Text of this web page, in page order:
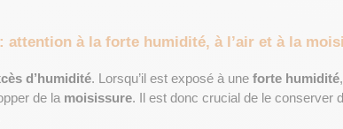
attention à la forte humidité, à l’air et à la
d’humidité. Lorsqu’il est exposé à une forte humidité
de la moisissure. Il est donc crucial de le conserver